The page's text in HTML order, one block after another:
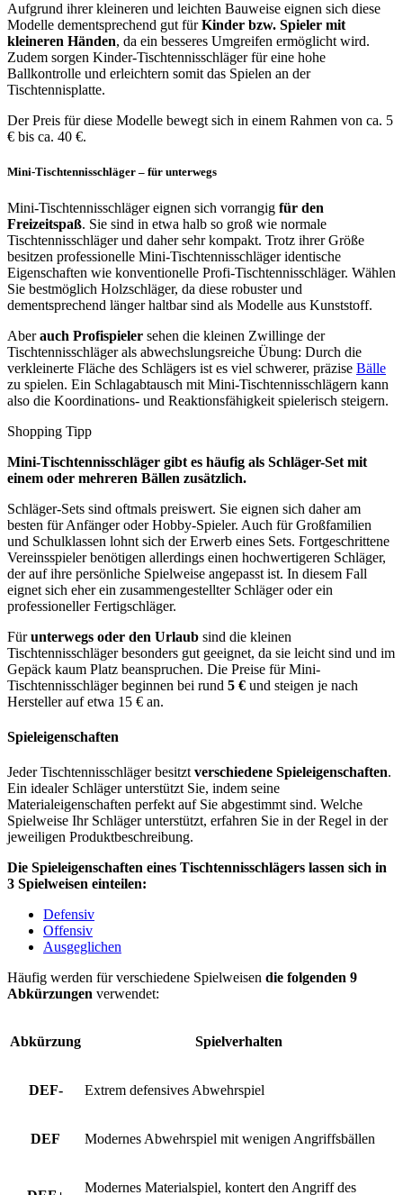
Aufgrund ihrer kleineren und leichten Bauweise eignen sich diese
Modelle dementsprechend gut fürKinder bzw. Spieler mit
kleineren Händen, da ein besseres Umgreifen ermöglicht wird.
Zudem sorgen Kinder-Tischtennisschläger für eine hohe
Ballkontrolle und erleichtern somit das Spielen an der
Tischtennisplatte.
Der Preis für diese Modelle bewegt sich in einem Rahmen von ca. 5
€ bis ca. 40 €.
Mini-Tischtennisschläger – für unterwegs
Mini-Tischtennisschläger eignen sich vorrangig für den
Freizeitspaß. Sie sind in etwa halb so groß wie normale
Tischtennisschläger und daher sehr kompakt. Trotz ihrer Größe
besitzen professionelle Mini-Tischtennisschläger identische
Eigenschaften wie konventionelle Profi-Tischtennisschläger. Wählen
Sie bestmöglich Holzschläger, da diese robuster und
dementsprechend länger haltbar sind als Modelle aus Kunststoff.
Aberauch Profispieler sehen die kleinen Zwillinge der
Tischtennisschläger als abwechslungsreiche Übung: Durch die
verkleinerte Fläche des Schlägers ist es viel schwerer, präzise Bälle
zu spielen. Ein Schlagabtausch mit Mini-Tischtennisschlägern kann
also die Koordinations- und Reaktionsfähigkeit spielerisch steigern.
Shopping Tipp
Mini-Tischtennisschläger gibt es häufig als Schläger-Set mit
einem oder mehreren Bällen zusätzlich.
Schläger-Sets sind oftmals preiswert. Sie eignen sich daher am
besten für Anfänger oder Hobby-Spieler. Auch für Großfamilien
und Schulklassen lohnt sich der Erwerb eines Sets. Fortgeschrittene
Vereinsspieler benötigen allerdings einen hochwertigeren Schläger,
der auf ihre persönliche Spielweise angepasst ist. In diesem Fall
eignet sich eher ein zusammengestellter Schläger oder ein
professioneller Fertigschläger.
Fürunterwegs oder den Urlaub sind die kleinen
Tischtennisschläger besonders gut geeignet, da sie leicht sind und im
Gepäck kaum Platz beanspruchen. Die Preise für Mini-
Tischtennisschläger beginnen bei rund 5 € und steigen je nach
Hersteller auf etwa 15 € an.
Spieleigenschaften
Jeder Tischtennisschläger besitzt verschiedene Spieleigenschaften.
Ein idealer Schläger unterstützt Sie, indem seine
Materialeigenschaften perfekt auf Sie abgestimmt sind. Welche
Spielweise Ihr Schläger unterstützt, erfahren Sie in der Regel in der
jeweiligen Produktbeschreibung.
Die Spieleigenschaften eines Tischtennisschlägers lassen sich in
3 Spielweisen einteilen:
Defensiv
Offensiv
Ausgeglichen
Häufig werden für verschiedene Spielweisen die folgenden 9
Abkürzungen verwendet:
Abkürzung Spielverhalten
DEF- Extrem defensives Abwehrspiel
DEF Modernes Abwehrspiel mit wenigen Angriffsbällen
Modernes Materialspiel, kontert den Angriff des